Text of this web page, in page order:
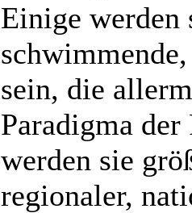
Einige werden
sein, die
Paradigma der
werden sie
regionaler,